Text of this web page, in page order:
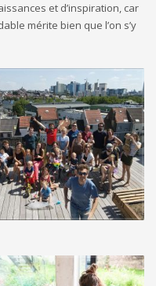
et d’inspiration, car
mérite bien que l’on s’y